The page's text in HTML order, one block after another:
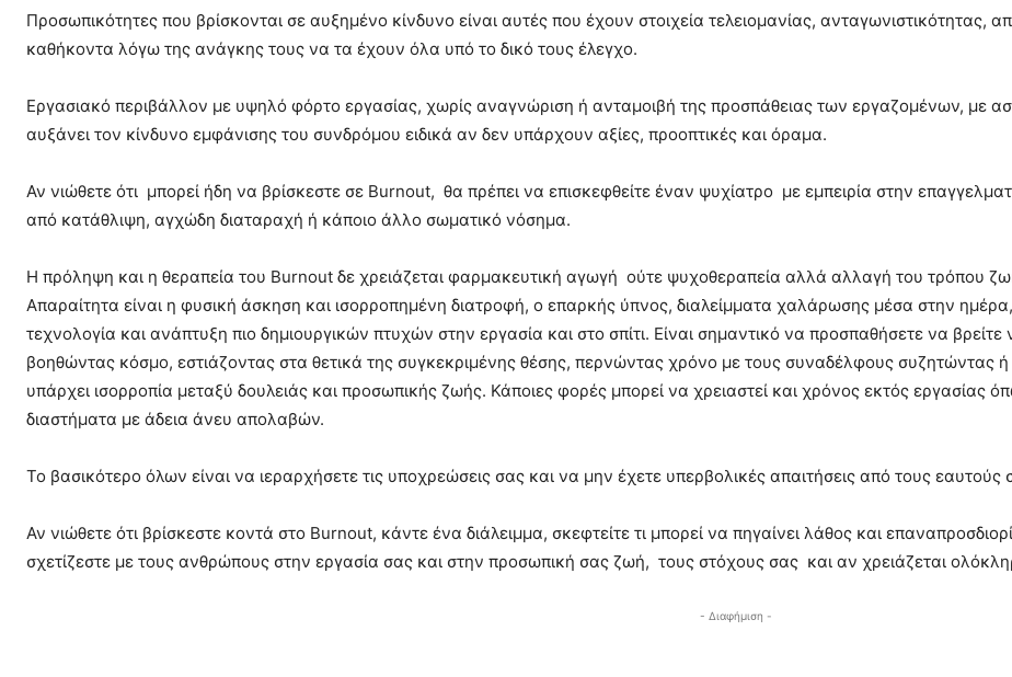
Προσωπικότητες που βρίσκονται σε αυξημένο κίνδυνο είναι αυτές που έχουν στοιχεία τελειομανίας, ανταγωνιστικότητας,
καθήκοντα λόγω της ανάγκης τους να τα έχουν όλα υπό το δικό τους έλεγχο.
Εργασιακό περιβάλλον με υψηλό φόρτο εργασίας, χωρίς αναγνώριση ή ανταμοιβή της προσπάθειας των εργαζομένων, με
αυξάνει τον κίνδυνο εμφάνισης του συνδρόμου ειδικά αν δεν υπάρχουν αξίες, προοπτικές και όραμα.
Αν νιώθετε ότι μπορεί ήδη να βρίσκεστε σε Burnout, θα πρέπει να επισκεφθείτε έναν ψυχίατρο με εμπειρία στην
από κατάθλιψη, αγχώδη διαταραχή ή κάποιο άλλο σωματικό νόσημα.
Η πρόληψη και η θεραπεία του Burnout δε χρειάζεται φαρμακευτική αγωγή ούτε ψυχοθεραπεία αλλά αλλαγή του τρόπου
Απαραίτητα είναι η φυσική άσκηση και ισορροπημένη διατροφή, ο επαρκής ύπνος, διαλείμματα χαλάρωσης μέσα στην
τεχνολογία και ανάπτυξη πιο δημιουργικών πτυχών στην εργασία και στο σπίτι. Είναι σημαντικό να προσπαθήσετε να
βοηθώντας κόσμο, εστιάζοντας στα θετικά της συγκεκριμένης θέσης, περνώντας χρόνο με τους συναδέλφους συζητώντας ή
υπάρχει ισορροπία μεταξύ δουλειάς και προσωπικής ζωής. Κάποιες φορές μπορεί να χρειαστεί και χρόνος εκτός εργασίας
διαστήματα με άδεια άνευ απολαβών.
Το βασικότερο όλων είναι να ιεραρχήσετε τις υποχρεώσεις σας και να μην έχετε υπερβολικές απαιτήσεις από τους εαυτούς
Αν νιώθετε ότι βρίσκεστε κοντά στο Burnout, κάντε ένα διάλειμμα, σκεφτείτε τι μπορεί να πηγαίνει λάθος και
σχετίζεστε με τους ανθρώπους στην εργασία σας και στην προσωπική σας ζωή, τους στόχους σας και αν χρειάζεται
- Διαφήμιση -